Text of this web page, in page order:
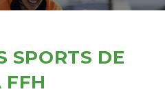
SPORTS DE
FFH